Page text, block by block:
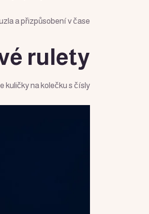
a přizpůsobení v čase.
rulety
na kolečku s čísly.